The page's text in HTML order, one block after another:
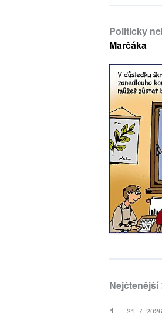
Politicky
Marčáka
Nejčtenější
31. 7. 2026